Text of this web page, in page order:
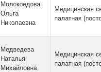
Молокоедова
Ольга
Николаевна
Медицинская
палатная
Медведева
Наталья
Михайловна
Медицинская
палатная